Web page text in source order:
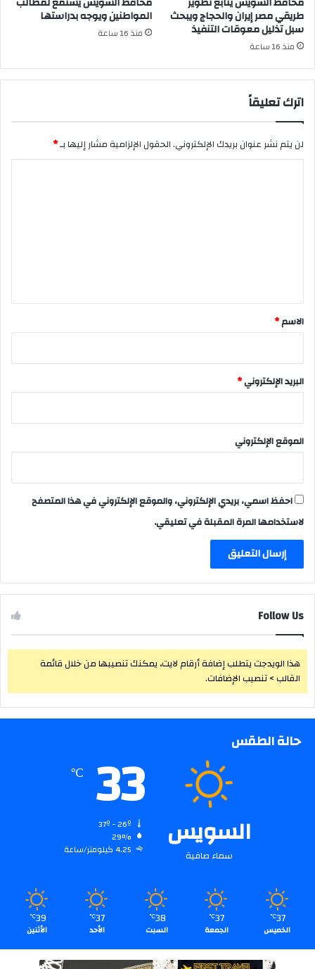
طريقي مصر إيران والحجاج ويبحث
سبل تذليل معوقات التنفيذ
منذ 16 ساعة
المواطنين ويوجه بدراستها
منذ 16 ساعة
اترك تعليقاً
لن يتم نشر عنوان بريدك الإلكتروني.الحقول الإلزامية مشار إليها بـ*
*
الاسم*
البريد الإلكتروني*
الموقع الإلكتروني
احفظ اسمي، بريدي الإلكتروني، والموقع الإلكتروني في هذا المتصفح
لاستخدامها المرة المقبلة في تعليقي.
Follow Us
هذا الويدجت يتطلب إضافة أرقام لايت، يمكنك تنصيبها من خلال قائمة
القالب > تنصيب الإضافات.
حالة الطقس
السويس
سماء صافية
33
℃
29%
4.25 كيلومتر/ساعة
37
℃
الخميس
37
℃
الجمعة
38
℃
السبت
37
℃
الأحد
39
℃
الأثنين